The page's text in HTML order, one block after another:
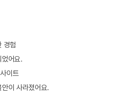
경험
어요.
이트
이 사라졌어요.